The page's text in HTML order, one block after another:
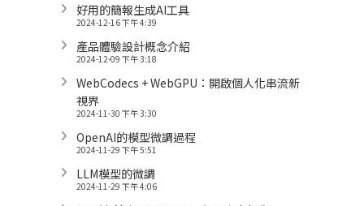
好用的簡報生成AI工具
2024-12-16 下午 4:39
產品體驗設計概念介紹
2024-12-09 下午 3:18
WebCodecs + WebGPU：開啟個人化串流新
視界
2024-11-30 下午 3:30
OpenAI的模型微調過程
2024-11-29 下午 5:51
LLM模型的微調
2024-11-29 下午 4:06